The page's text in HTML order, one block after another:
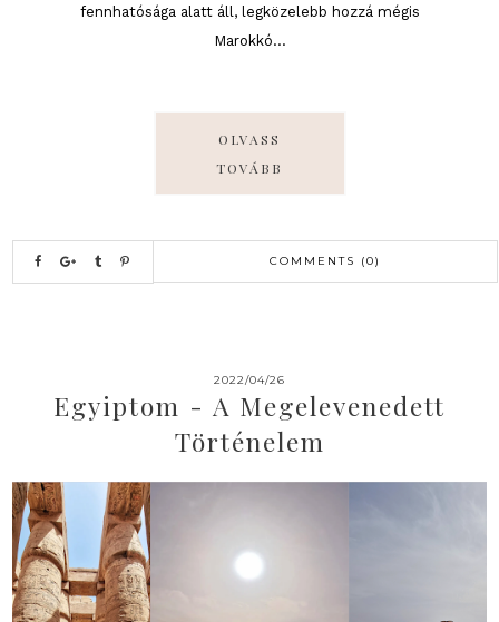
fennhatósága alatt áll, legközelebb hozzá mégis
Marokkó...
OLVASS
TOVÁBB
COMMENTS (0)
2022/04/26
Egyiptom - A Megelevenedett
Történelem